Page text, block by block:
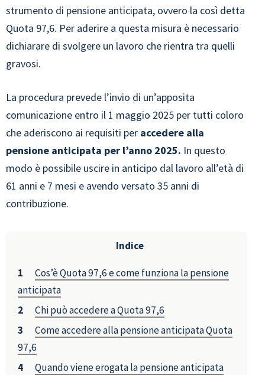
strumento di pensione anticipata, ovvero la così detta
Quota 97,6. Per aderire a questa misura è necessario
dichiarare di svolgere un lavoro che rientra tra quelli
gravosi.
La procedura prevede l’invio di un’apposita
comunicazione entro il 1 maggio 2025 per tutti coloro
che aderiscono ai requisiti per accedere alla
pensione anticipata per l’anno 2025. In questo
modo è possibile uscire in anticipo dal lavoro all’età di
61 anni e 7 mesi e avendo versato 35 anni di
contribuzione.
Indice
Cos’è Quota 97,6 e come funziona la pensione
anticipata
Chi può accedere a Quota 97,6
Come accedere alla pensione anticipata Quota
97,6
Quando viene erogata la pensione anticipata